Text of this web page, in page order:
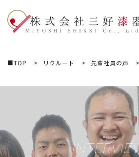
■TOP リクルート 先輩社員の声